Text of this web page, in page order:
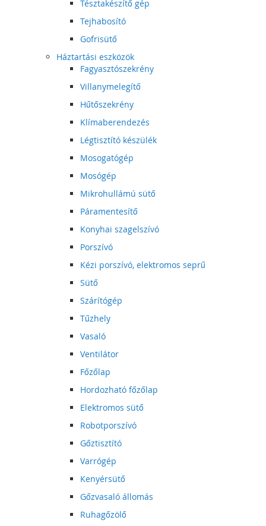
Tésztakészítő gép
Tejhabosító
Gofrisütő
Háztartási eszközök
Fagyasztószekrény
Villanymelegítő
Hűtőszekrény
Klímaberendezés
Légtisztító készülék
Mosogatógép
Mosógép
Mikrohullámú sütő
Páramentesítő
Konyhai szagelszívó
Porszívó
Kézi porszívó, elektromos seprű
Sütő
Szárítógép
Tűzhely
Vasaló
Ventilátor
Főzőlap
Hordozható főzőlap
Elektromos sütő
Robotporszívó
Gőztisztító
Varrógép
Kenyérsütő
Gőzvasaló állomás
Ruhagőzölő